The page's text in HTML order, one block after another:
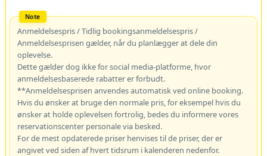
Anmeldelsespris / Tidlig bookingsanmeldelsespris /
Anmeldelsesprisen gælder, når du planlægger at dele din
oplevelse.
Dette gælder dog ikke for social media-platforme, hvor
anmeldelsesbaserede rabatter er forbudt.
**Anmeldelsesprisen anvendes automatisk ved online booking.
Hvis du ønsker at bruge den normale pris, for eksempel hvis du
ønsker at holde oplevelsen fortrolig, bedes du informere vores
reservationscenter personale via besked.
For de mest opdaterede priser henvises til de priser, der er
angivet ved siden af hvert tidsrum i kalenderen nedenfor.